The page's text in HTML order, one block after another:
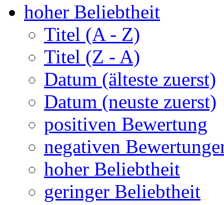
hoher Beliebtheit
Titel (A - Z)
Titel (Z - A)
Datum (älteste zuerst)
Datum (neuste zuerst)
positiven Bewertung
negativen
hoher Beliebtheit
geringer Beliebtheit